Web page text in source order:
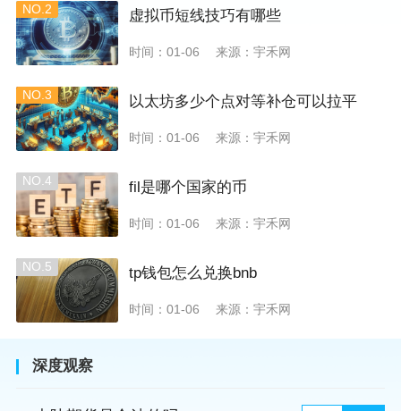
NO.2 虚拟币短线技巧有哪些
时间：01-06 来源：宇禾网
NO.3 以太坊多少个点对等补仓可以拉平
时间：01-06 来源：宇禾网
NO.4 fil是哪个国家的币
时间：01-06 来源：宇禾网
NO.5 tp钱包怎么兑换bnb
时间：01-06 来源：宇禾网
深度观察